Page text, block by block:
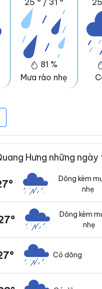
81 %
Mưa rào nhẹ
Hưng những ngày
Dông kèm
nhẹ
Dông kèm
nhẹ
Có dông